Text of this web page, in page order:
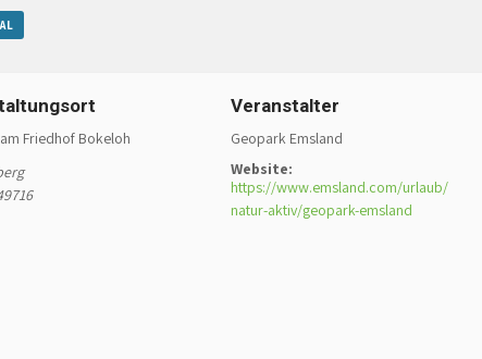
Friedhof Bokeloh
Veranstalter
Geopark Emsland
Website:
https://www.emsland.com/urlaub/
natur-aktiv/geopark-emsland